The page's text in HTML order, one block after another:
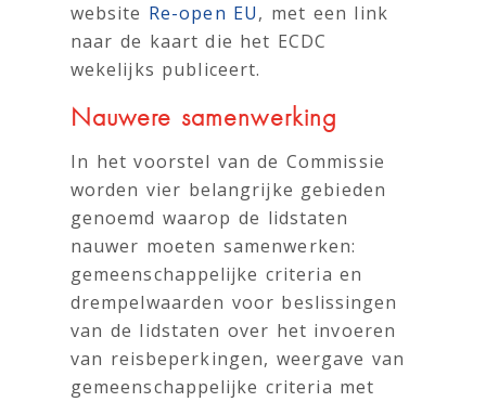
website Re-open EU, met een link
naar de kaart die het ECDC
wekelijks publiceert.
Nauwere samenwerking
In het voorstel van de Commissie
worden vier belangrijke gebieden
genoemd waarop de lidstaten
nauwer moeten samenwerken:
gemeenschappelijke criteria en
drempelwaarden voor beslissingen
van de lidstaten over het invoeren
van reisbeperkingen, weergave van
gemeenschappelijke criteria met